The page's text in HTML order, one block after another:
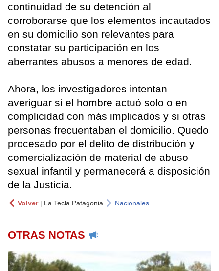
continuidad de su detención al
corroborarse que los elementos incautados
en su domicilio son relevantes para
constatar su participación en los
aberrantes abusos a menores de edad.
Ahora, los investigadores intentan
averiguar si el hombre actuó solo o en
complicidad con más implicados y si otras
personas frecuentaban el domicilio. Quedo
procesado por el delito de distribución y
comercialización de material de abuso
sexual infantil y permanecerá a disposición
de la Justicia.
Volver| La Tecla Patagonia Nacionales
OTRAS NOTAS